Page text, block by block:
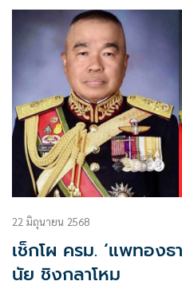
เป็นทางการ
22 มิถุนายน 2568
เช็กโผ ครม. ‘แพทอง
นัย ชิงกลาโหม